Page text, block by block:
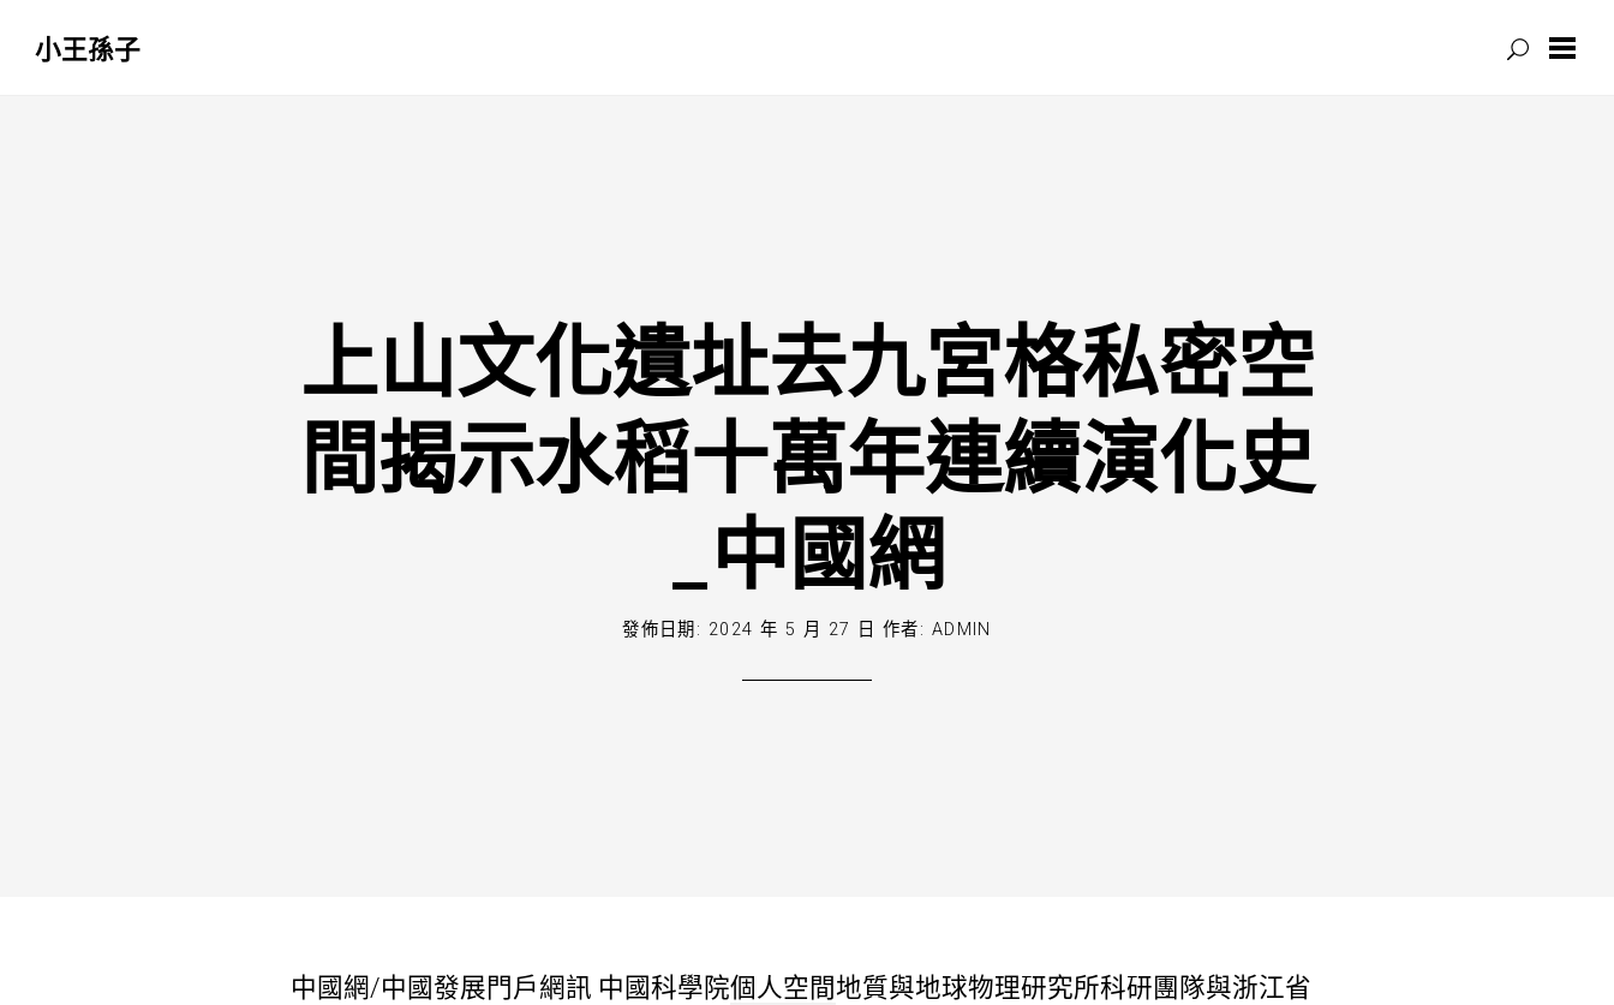
小王孫子
上山文化遺址去九宮格私密空
間揭示水稻十萬年連續演化史
_中國網
發佈日期: 2024 年 5 月 27 日 作者: ADMIN
中國網/中國發展門戶網訊 中國科學院個人空間地質與地球物理研究所科研團隊與浙江省